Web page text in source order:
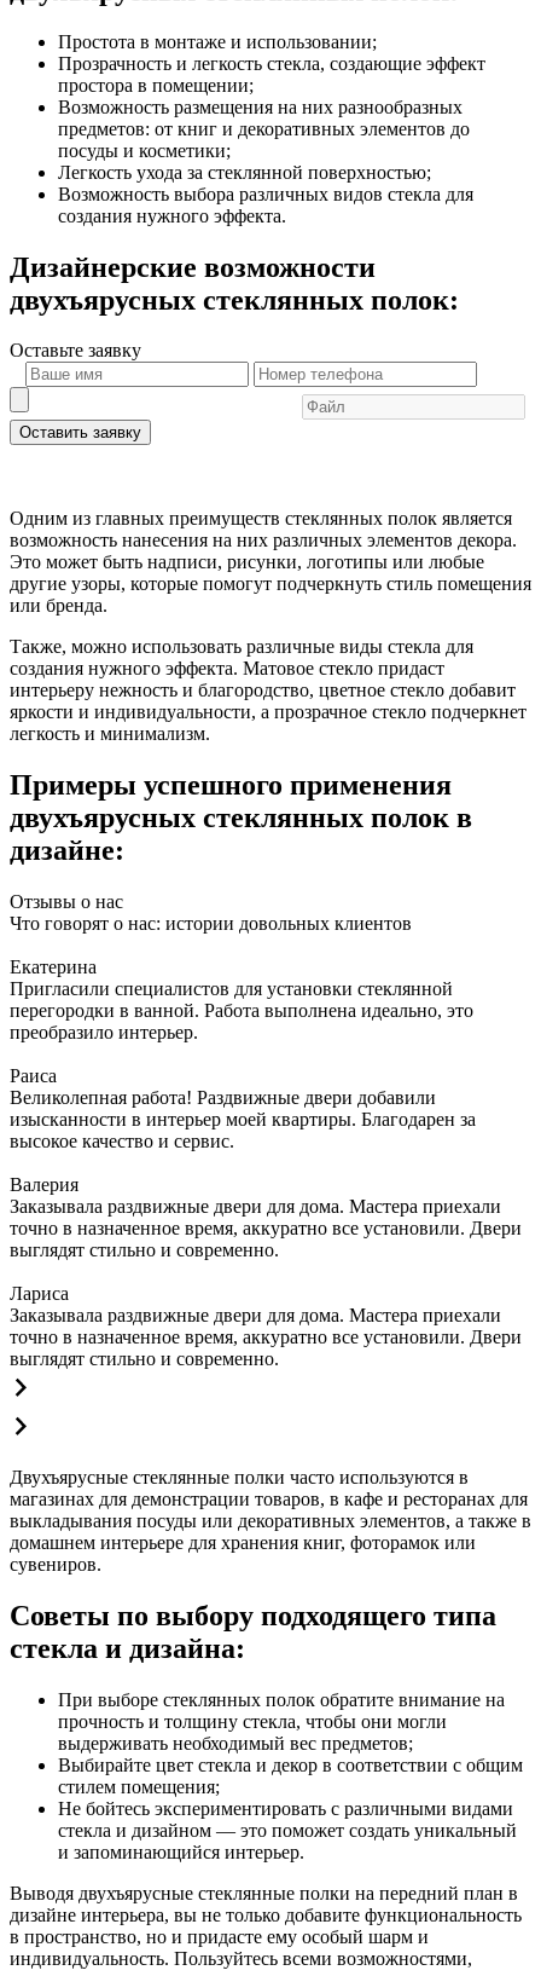
Простота в монтаже и использовании;
Прозрачность и легкость стекла, создающие эффект
простора в помещении;
Возможность размещения на них разнообразных
предметов: от книг и декоративных элементов до
посуды и косметики;
Легкость ухода за стеклянной поверхностью;
Возможность выбора различных видов стекла для
создания нужного эффекта.
Дизайнерские возможности
двухъярусных стеклянных полок:
Оставьте заявку
Оставить заявку
Одним из главных преимуществ стеклянных полок является
возможность нанесения на них различных элементов декора.
Это может быть надписи, рисунки, логотипы или любые
другие узоры, которые помогут подчеркнуть стиль помещения
или бренда.
Также, можно использовать различные виды стекла для
создания нужного эффекта. Матовое стекло придаст
интерьеру нежность и благородство, цветное стекло добавит
яркости и индивидуальности, а прозрачное стекло подчеркнет
легкость и минимализм.
Примеры успешного применения
двухъярусных стеклянных полок в
дизайне:
Отзывы о нас
Что говорят о нас: истории довольных клиентов
Екатерина
Пригласили специалистов для установки стеклянной
перегородки в ванной. Работа выполнена идеально, это
преобразило интерьер.
Раиса
Великолепная работа! Раздвижные двери добавили
изысканности в интерьер моей квартиры. Благодарен за
высокое качество и сервис.
Валерия
Заказывала раздвижные двери для дома. Мастера приехали
точно в назначенное время, аккуратно все установили. Двери
выглядят стильно и современно.
Лариса
Заказывала раздвижные двери для дома. Мастера приехали
точно в назначенное время, аккуратно все установили. Двери
выглядят стильно и современно.
Двухъярусные стеклянные полки часто используются в
магазинах для демонстрации товаров, в кафе и ресторанах для
выкладывания посуды или декоративных элементов, а также в
домашнем интерьере для хранения книг, фоторамок или
сувениров.
Советы по выбору подходящего типа
стекла и дизайна:
При выборе стеклянных полок обратите внимание на
прочность и толщину стекла, чтобы они могли
выдерживать необходимый вес предметов;
Выбирайте цвет стекла и декор в соответствии с общим
стилем помещения;
Не бойтесь экспериментировать с различными видами
стекла и дизайном — это поможет создать уникальный
и запоминающийся интерьер.
Выводя двухъярусные стеклянные полки на передний план в
дизайне интерьера, вы не только добавите функциональность
в пространство, но и придасте ему особый шарм и
индивидуальность. Пользуйтесь всеми возможностями,